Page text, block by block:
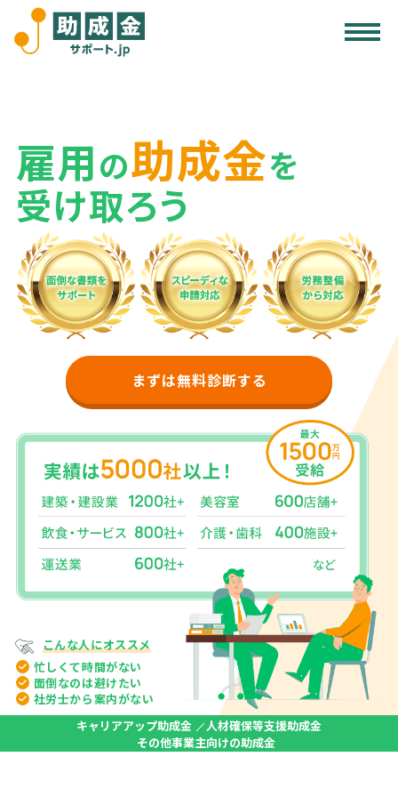
受給事例
雇用の助成金を
受け取ろう
まずは無料診断する
こんな人にオススメ
忙しくて時間がない
面倒なのは避けたい
社労士から案内がない
キャリアアップ助成金
人材確保等支援助成金
その他事業主向けの助成金